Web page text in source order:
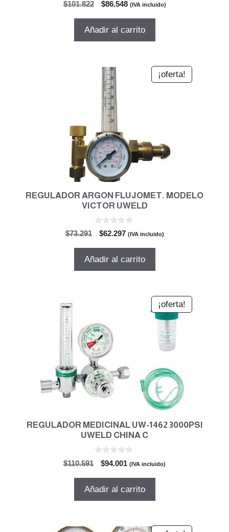
$101.822
El
original
$86.548El
actual
(IVA incluido)
Añadir al carrito
¡oferta!
REGULADOR ARGON FLUJOMET. MODELO
VICTOR UWELD
$73.291
El
original
$62.297El
actual
(IVA incluido)
Añadir al carrito
¡oferta!
REGULADOR MEDICINAL UW-1462 3000PSI
UWELD CHINA C
$110.591
El
original
$94.001 El
actual
(IVA incluido)
Añadir al carrito